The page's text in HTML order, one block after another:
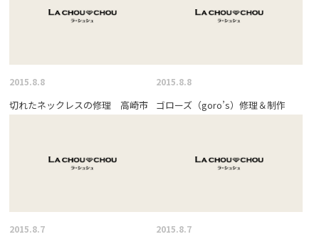
2015.8.8
切れたネックレスの修理 高崎市
2015.8.8
ゴローズ（goro’s）修理＆制作
2015.8.7 2015.8.7